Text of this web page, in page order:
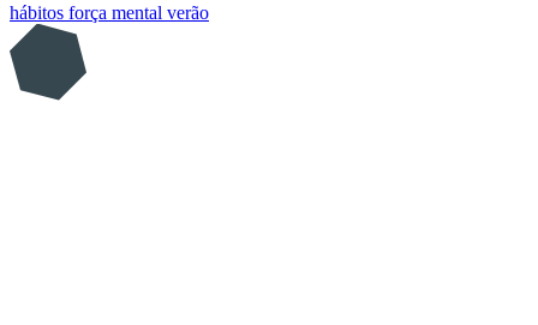
hábitos força mental verão